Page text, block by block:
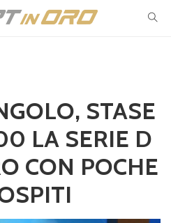
STASE
LA SERIE D
CON POCHE